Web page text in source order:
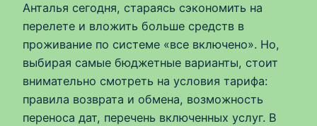
Анталья сегодня, стараясь сэкономить на
перелете и вложить больше средств в
проживание по системе «все включено». Но,
выбирая самые бюджетные варианты, стоит
внимательно смотреть на условия тарифа:
правила возврата и обмена, возможность
переноса дат, перечень включенных услуг. В